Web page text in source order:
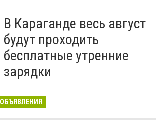
В Караганде весь август
будут проходить
бесплатные утренние
зарядки
ОБЪЯВЛЕНИЯ